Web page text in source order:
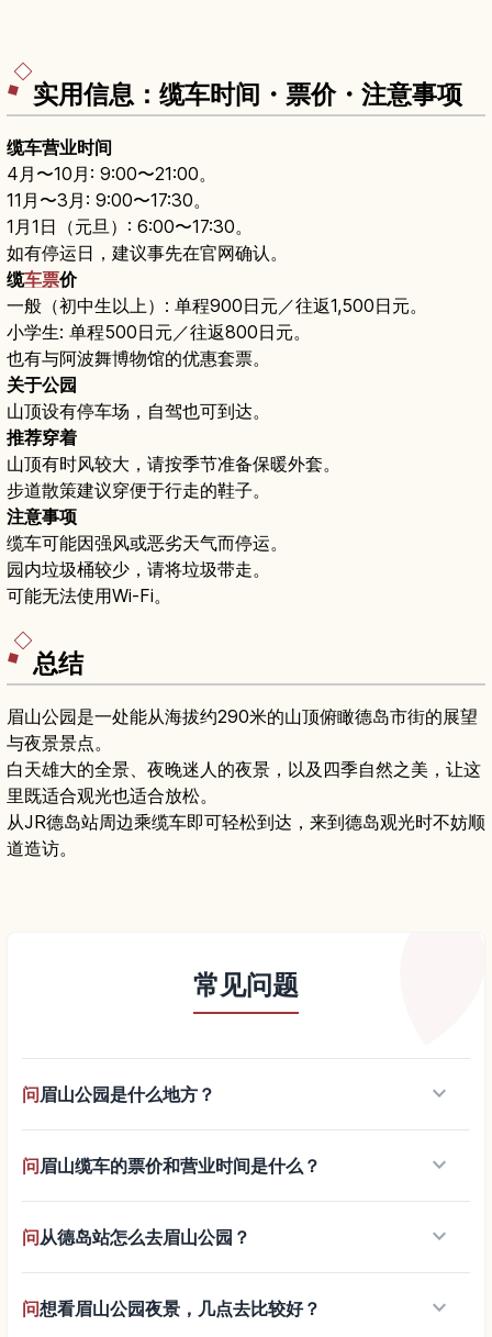
实用信息：缆车时间・票价・注意事项
缆车营业时间
4月〜10月: 9:00〜21:00。
11月〜3月: 9:00〜17:30。
1月1日（元旦）: 6:00〜17:30。
如有停运日，建议事先在官网确认。
缆车票价
一般（初中生以上）: 单程900日元／往返1,500日元。
小学生: 单程500日元／往返800日元。
也有与阿波舞博物馆的优惠套票。
关于公园
山顶设有停车场，自驾也可到达。
推荐穿着
山顶有时风较大，请按季节准备保暖外套。
步道散策建议穿便于行走的鞋子。
注意事项
缆车可能因强风或恶劣天气而停运。
园内垃圾桶较少，请将垃圾带走。
可能无法使用Wi-Fi。
总结
眉山公园是一处能从海拔约290米的山顶俯瞰德岛市街的展望
与夜景景点。
白天雄大的全景、夜晚迷人的夜景，以及四季自然之美，让这
里既适合观光也适合放松。
从JR德岛站周边乘缆车即可轻松到达，来到德岛观光时不妨顺
道造访。
常见问题
问眉山公园是什么地方？ keyboard_arrow_down
问眉山缆车的票价和营业时间是什么？ keyboard_arrow_down
问从德岛站怎么去眉山公园？ keyboard_arrow_down
问想看眉山公园夜景，几点去比较好？ keyboard_arrow_down